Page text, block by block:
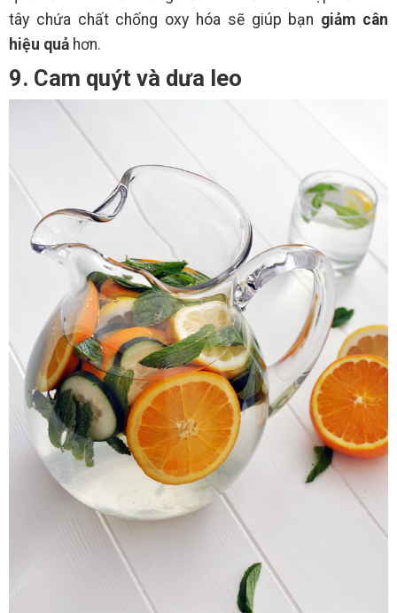
tây chứa chất chống oxy hóa sẽ giúp bạn giảm cân
hiệu quả hơn.
9. Cam quýt và dưa leo